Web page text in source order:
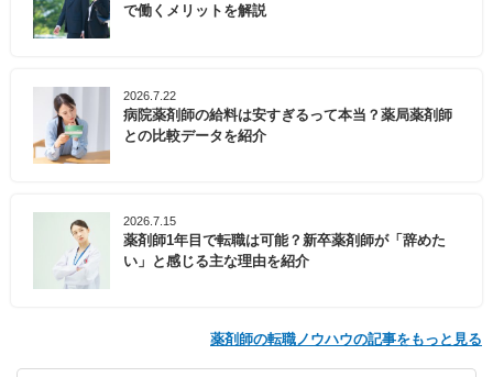
で働くメリットを解説
2026.7.22
病院薬剤師の給料は安すぎるって本当？薬局薬剤師
との比較データを紹介
2026.7.15
薬剤師1年目で転職は可能？新卒薬剤師が「辞めた
い」と感じる主な理由を紹介
薬剤師の転職ノウハウの記事をもっと見る